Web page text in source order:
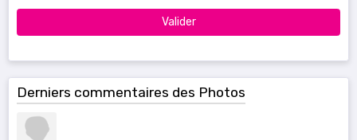
Valider
Derniers commentaires des Photos